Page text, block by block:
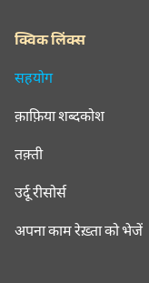
क्विक लिंक्स
सहयोग
क़ाफ़िया शब्दकोश
तक़्ती
उर्दू रीसोर्स
अपना काम रेख़्ता को भेजें